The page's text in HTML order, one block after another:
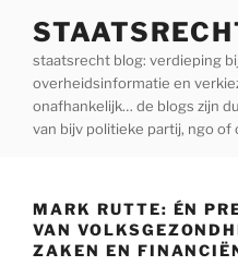
inhoud
staatsrecht blog: verdieping
overheidsinformatie en
onafhankelijk… de blogs zijn
van bijv politieke partij, ngo of
MARK RUTTE: ÉN
VAN
ZAKEN EN